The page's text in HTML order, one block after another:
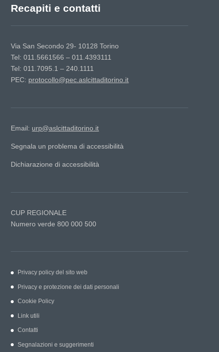
Recapiti e contatti
Via San Secondo 29- 10128 Torino
Tel: 011.5661566 – 011.4393111
Tel: 011.7095.1 – 240.1111
PEC: protocollo@pec.aslcittaditorino.it
Email: urp@aslcittaditorino.it
Segnala un problema di accessibilità
Dichiarazione di accessibilità
CUP REGIONALE
Numero verde 800 000 500
Privacy policy del sito web
Privacy e protezione dei dati personali
Cookie Policy
Link utili
Contatti
Segnalazioni e suggerimenti